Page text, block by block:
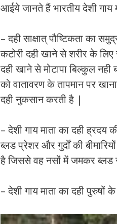
आईये जानते हैं भारतीय देशी
– दही साक्षात् पौष्टिकता का
कटोरी दही खाने से शरीर के
दही खाने से मोटापा बिल्कुल
को वातावरण के तापमान पर
दही नुकसान करती है |
– देशी गाय माता का दही ह्रदय
ब्लड प्रेशर और गुर्दों की
है जिससे वह नसों में जमकर ब्लड
– देशी गाय माता का दही पुरुषों